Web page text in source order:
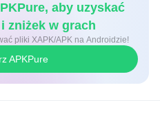
aby uzyskać
zniżek w grach
aby zainstalować pliki XAPK/APK na Androidzie!
APKPure